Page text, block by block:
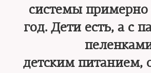
системы примерно
год. Дети есть, а с
детским